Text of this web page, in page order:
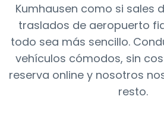
Kumhausen como si sales
traslados de aeropuerto
todo sea más sencillo.
vehículos cómodos, sin
reserva online y nosotros
resto.